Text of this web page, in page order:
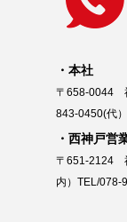
本社
〒658-0044
843-0450(代）
西神戸営
〒651-2124
内）TEL/078-